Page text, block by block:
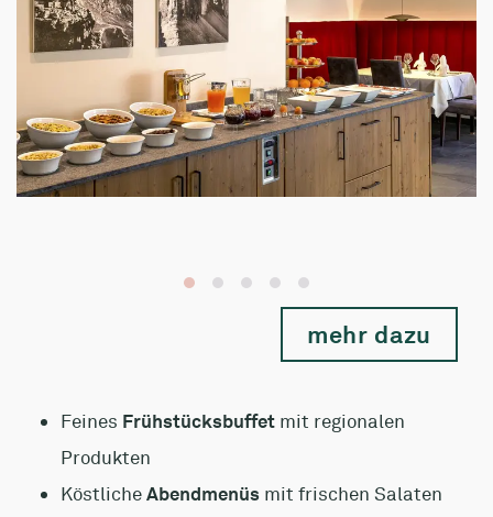
mehr dazu
Feines Frühstücksbuffet mit regionalen
Produkten
KöstlicheAbendmenüs mit frischen Salaten